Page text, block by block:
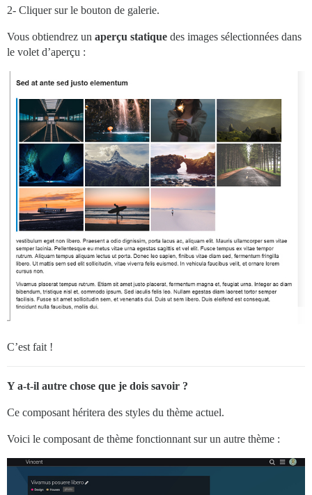
2- Cliquer sur le bouton de galerie.
Vous obtiendrez un aperçu statique des images sélectionnées dans
le volet d’aperçu :
C’est fait !
Y a-t-il autre chose que je dois savoir ?
Ce composant héritera des styles du thème actuel.
Voici le composant de thème fonctionnant sur un autre thème :